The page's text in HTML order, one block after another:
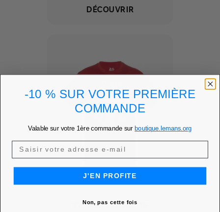
DÉCOUVRIR
T-SHIRT HOMME
-10 % SUR VOTRE PREMIÈRE
COMMANDE
Valable sur votre 1ère commande sur boutique.lemans.org
J'EN PROFITE
Non, pas cette fois